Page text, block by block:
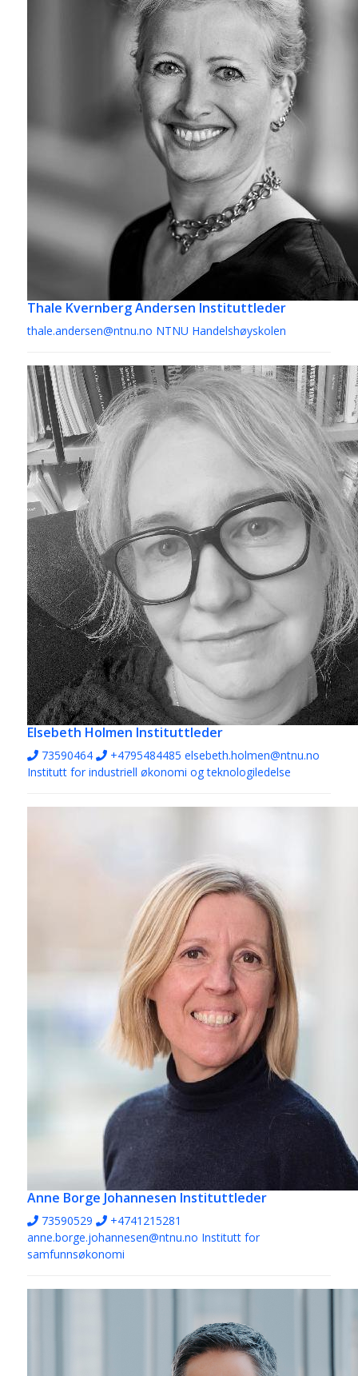
Thale Kvernberg Andersen Instituttleder
thale.andersen@ntnu.no NTNU Handelshøyskolen
Elsebeth Holmen Instituttleder
73590464 +4795484485 elsebeth.holmen@ntnu.no
Institutt for industriell økonomi og teknologiledelse
Anne Borge Johannesen Instituttleder
73590529
+4741215281
anne.borge.johannesen@ntnu.no Institutt for
samfunnsøkonomi